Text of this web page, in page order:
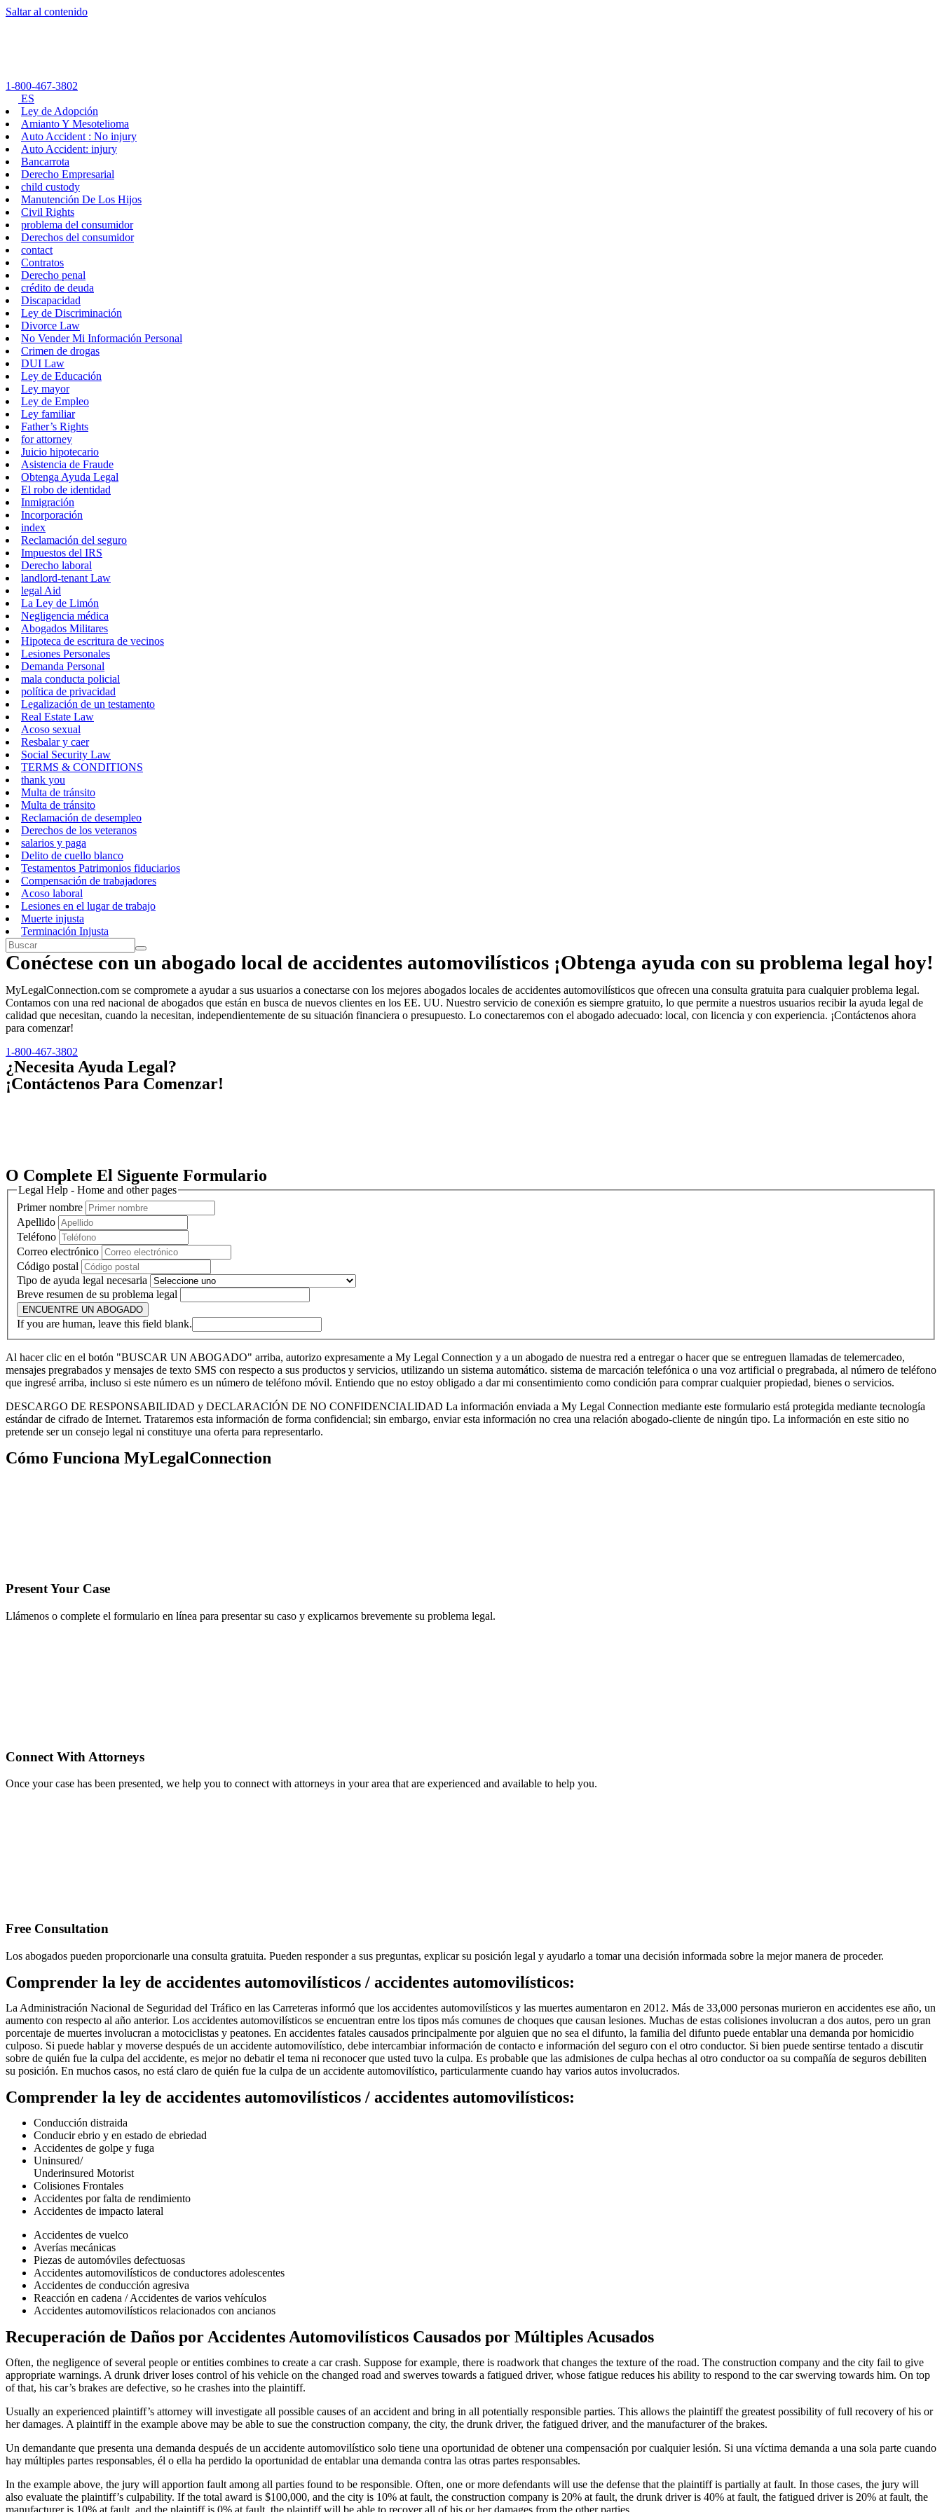
Saltar al contenido
1-800-467-3802
ES
Ley de Adopción
Amianto Y Mesotelioma
Auto Accident : No injury
Auto Accident: injury
Bancarrota
Derecho Empresarial
child custody
Manutención De Los Hijos
Civil Rights
problema del consumidor
Derechos del consumidor
contact
Contratos
Derecho penal
crédito de deuda
Discapacidad
Ley de Discriminación
Divorce Law
No Vender Mi Información Personal
Crimen de drogas
DUI Law
Ley de Educación
Ley mayor
Ley de Empleo
Ley familiar
Father’s Rights
for attorney
Juicio hipotecario
Asistencia de Fraude
Obtenga Ayuda Legal
El robo de identidad
Inmigración
Incorporación
index
Reclamación del seguro
Impuestos del IRS
Derecho laboral
landlord-tenant Law
legal Aid
La Ley de Limón
Negligencia médica
Abogados Militares
Hipoteca de escritura de vecinos
Lesiones Personales
Demanda Personal
mala conducta policial
política de privacidad
Legalización de un testamento
Real Estate Law
Acoso sexual
Resbalar y caer
Social Security Law
TERMS & CONDITIONS
thank you
Multa de tránsito
Multa de tránsito
Reclamación de desempleo
Derechos de los veteranos
salarios y paga
Delito de cuello blanco
Testamentos Patrimonios fiduciarios
Compensación de trabajadores
Acoso laboral
Lesiones en el lugar de trabajo
Muerte injusta
Terminación Injusta
Conéctese con un abogado local de accidentes automovilísticos ¡Obtenga ayuda con su problema legal hoy!
MyLegalConnection.com se compromete a ayudar a sus usuarios a conectarse con los mejores abogados locales de accidentes automovilísticos que ofrecen una consulta gratuita para cualquier problema legal.
Contamos con una red nacional de abogados que están en busca de nuevos clientes en los EE. UU. Nuestro servicio de conexión es siempre gratuito, lo que permite a nuestros usuarios recibir la ayuda legal de
calidad que necesitan, cuando la necesitan, independientemente de su situación financiera o presupuesto. Lo conectaremos con el abogado adecuado: local, con licencia y con experiencia. ¡Contáctenos ahora
para comenzar!
1-800-467-3802
¿Necesita Ayuda Legal?
¡Contáctenos Para Comenzar!
O Complete El Siguente Formulario
Legal Help - Home and other pages
Primer nombre
Apellido
Teléfono
Correo electrónico
Código postal
Tipo de ayuda legal necesaria
Breve resumen de su problema legal
ENCUENTRE UN ABOGADO
If you are human, leave this field blank.
Al hacer clic en el botón "BUSCAR UN ABOGADO" arriba, autorizo ​​expresamente a My Legal Connection y a un abogado de nuestra red a entregar o hacer que se entreguen llamadas de telemercadeo,
mensajes pregrabados y mensajes de texto SMS con respecto a sus productos y servicios, utilizando un sistema automático. sistema de marcación telefónica o una voz artificial o pregrabada, al número de teléfono
que ingresé arriba, incluso si este número es un número de teléfono móvil. Entiendo que no estoy obligado a dar mi consentimiento como condición para comprar cualquier propiedad, bienes o servicios.
DESCARGO DE RESPONSABILIDAD y DECLARACIÓN DE NO CONFIDENCIALIDAD La información enviada a My Legal Connection mediante este formulario está protegida mediante tecnología
estándar de cifrado de Internet. Trataremos esta información de forma confidencial; sin embargo, enviar esta información no crea una relación abogado-cliente de ningún tipo. La información en este sitio no
pretende ser un consejo legal ni constituye una oferta para representarlo.
Cómo Funciona MyLegalConnection
Present Your Case
Llámenos o complete el formulario en línea para presentar su caso y explicarnos brevemente su problema legal.
Connect With Attorneys
Once your case has been presented, we help you to connect with attorneys in your area that are experienced and available to help you.
Free Consultation
Los abogados pueden proporcionarle una consulta gratuita. Pueden responder a sus preguntas, explicar su posición legal y ayudarlo a tomar una decisión informada sobre la mejor manera de proceder.
Comprender la ley de accidentes automovilísticos / accidentes automovilísticos:
La Administración Nacional de Seguridad del Tráfico en las Carreteras informó que los accidentes automovilísticos y las muertes aumentaron en 2012. Más de 33,000 personas murieron en accidentes ese año, un
aumento con respecto al año anterior. Los accidentes automovilísticos se encuentran entre los tipos más comunes de choques que causan lesiones. Muchas de estas colisiones involucran a dos autos, pero un gran
porcentaje de muertes involucran a motociclistas y peatones. En accidentes fatales causados ​​principalmente por alguien que no sea el difunto, la familia del difunto puede entablar una demanda por homicidio
culposo. Si puede hablar y moverse después de un accidente automovilístico, debe intercambiar información de contacto e información del seguro con el otro conductor. Si bien puede sentirse tentado a discutir
sobre de quién fue la culpa del accidente, es mejor no debatir el tema ni reconocer que usted tuvo la culpa. Es probable que las admisiones de culpa hechas al otro conductor oa su compañía de seguros debiliten
su posición. En muchos casos, no está claro de quién fue la culpa de un accidente automovilístico, particularmente cuando hay varios autos involucrados.
Comprender la ley de accidentes automovilísticos / accidentes automovilísticos:
Conducción distraida
Conducir ebrio y en estado de ebriedad
Accidentes de golpe y fuga
Uninsured/
Underinsured Motorist
Colisiones Frontales
Accidentes por falta de rendimiento
Accidentes de impacto lateral
Accidentes de vuelco
Averías mecánicas
Piezas de automóviles defectuosas
Accidentes automovilísticos de conductores adolescentes
Accidentes de conducción agresiva
Reacción en cadena / Accidentes de varios vehículos
Accidentes automovilísticos relacionados con ancianos
Recuperación de Daños por Accidentes Automovilísticos Causados ​​por Múltiples Acusados
Often, the negligence of several people or entities combines to create a car crash. Suppose for example, there is roadwork that changes the texture of the road. The construction company and the city fail to give
appropriate warnings. A drunk driver loses control of his vehicle on the changed road and swerves towards a fatigued driver, whose fatigue reduces his ability to respond to the car swerving towards him. On top
of that, his car’s brakes are defective, so he crashes into the plaintiff.
Usually an experienced plaintiff’s attorney will investigate all possible causes of an accident and bring in all potentially responsible parties. This allows the plaintiff the greatest possibility of full recovery of his or
her damages. A plaintiff in the example above may be able to sue the construction company, the city, the drunk driver, the fatigued driver, and the manufacturer of the brakes.
Un demandante que presenta una demanda después de un accidente automovilístico solo tiene una oportunidad de obtener una compensación por cualquier lesión. Si una víctima demanda a una sola parte cuando
hay múltiples partes responsables, él o ella ha perdido la oportunidad de entablar una demanda contra las otras partes responsables.
In the example above, the jury will apportion fault among all parties found to be responsible. Often, one or more defendants will use the defense that the plaintiff is partially at fault. In those cases, the jury will
also evaluate the plaintiff’s culpability. If the total award is $100,000, and the city is 10% at fault, the construction company is 20% at fault, the drunk driver is 40% at fault, the fatigued driver is 20% at fault, the
manufacturer is 10% at fault, and the plaintiff is 0% at fault, the plaintiff will be able to recover all of his or her damages from the other parties.